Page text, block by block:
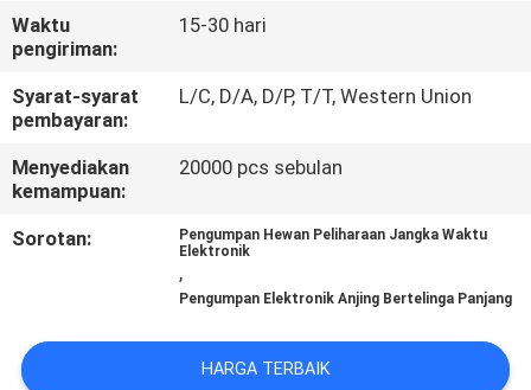
PENAWARAN
BLOG/NEWS
SITEMAP
Waktu
pengiriman:
15-30 hari
Syarat-syarat
pembayaran:
L/C, D/A, D/P, T/T, Western Union
Menyediakan
kemampuan:
20000 pcs sebulan
Sorotan:
Pengumpan Hewan Peliharaan Jangka Waktu
Elektronik
,
Pengumpan Elektronik Anjing Bertelinga Panjang
HARGA TERBAIK